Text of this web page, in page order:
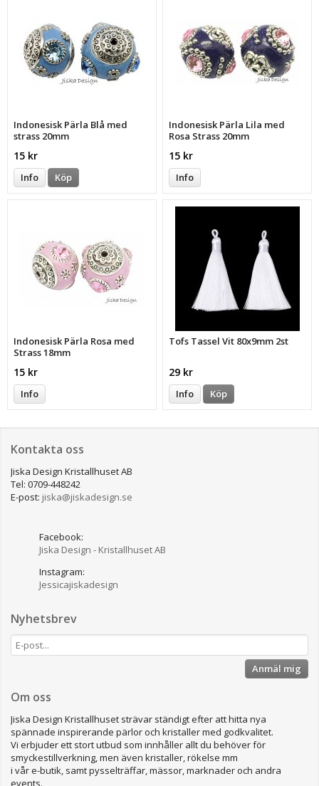
Indonesisk Pärla Blå med
strass 20mm
15 kr
Info Köp
Indonesisk Pärla Lila med
Rosa Strass 20mm
15 kr
Info
Indonesisk Pärla Rosa med
Strass 18mm
15 kr
Info
Tofs Tassel Vit 80x9mm 2st
29 kr
Info Köp
Kontakta oss
Jiska Design Kristallhuset AB
Tel: 0709-448242
E-post: jiska@jiskadesign.se
Facebook:
Jiska Design - Kristallhuset AB
Instagram:
Jessicajiskadesign
Nyhetsbrev
Anmäl mig
Om oss
Jiska Design Kristallhuset strävar ständigt efter att hitta nya
spännade inspirerande pärlor och kristaller med godkvalitet.
Vi erbjuder ett stort utbud som innhåller allt du behöver för
smyckestillverkning, men även kristaller, rökelse mm
i vår e-butik, samt pysselträffar, mässor, marknader och andra
events.